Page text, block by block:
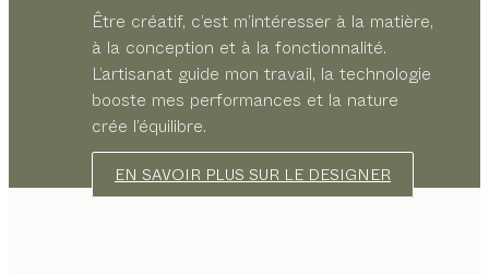
Être créatif, c’est m’intéresser à la matière,
à la conception et à la fonctionnalité.
L’artisanat guide mon travail, la technologie
booste mes performances et la nature
crée l’équilibre.
EN SAVOIR PLUS SUR LE DESIGNER